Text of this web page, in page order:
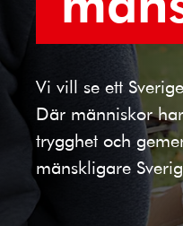
Vi vill se ett
Där människor
trygghet och
mänskligare